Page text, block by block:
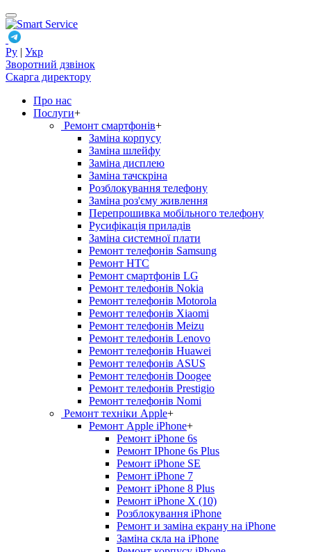
Ру | Укр
Зворотний дзвінок
Скарга директору
Про нас
Послуги+
Ремонт смартфонів+
Заміна корпусу
Заміна шлейфу
Заміна дисплею
Заміна тачскріна
Розблокування телефону
Заміна роз'єму живлення
Перепрошивка мобільного телефону
Русифікація приладів
Заміна системної плати
Ремонт телефонів Samsung
Ремонт HTC
Ремонт смартфонів LG
Ремонт телефонів Nokia
Ремонт телефонів Motorola
Ремонт телефонів Xiaomi
Ремонт телефонів Meizu
Ремонт телефонів Lenovo
Ремонт телефонів Huawei
Ремонт телефонів ASUS
Ремонт телефонів Doogee
Ремонт телефонів Prestigio
Ремонт телефонів Nomi
Ремонт техніки Apple+
Ремонт Apple iPhone+
Ремонт iPhone 6s
Ремонт IPhone 6s Plus
Ремонт iPhone SE
Ремонт iPhone 7
Ремонт iPhone 8 Plus
Ремонт iPhone X (10)
Розблокування iPhone
Ремонт и заміна екрану на iPhone
Заміна скла на iPhone